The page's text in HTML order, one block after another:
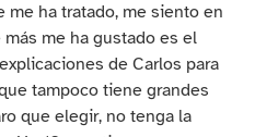
me ha tratado, me siento en
me ha gustado es el
de Carlos para
tampoco tiene grandes
que elegir, no tenga la